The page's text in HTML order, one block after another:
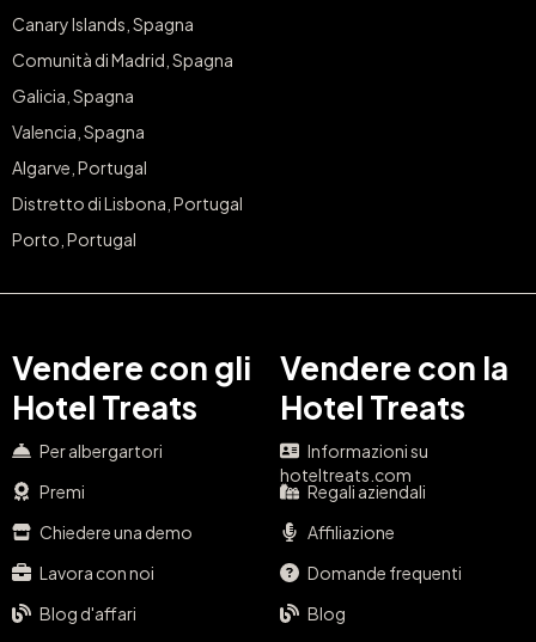
Canary Islands, Spagna
Comunità di Madrid, Spagna
Galicia, Spagna
Valencia, Spagna
Algarve, Portugal
Distretto di Lisbona, Portugal
Porto, Portugal
Vendere con gli
Hotel Treats
Per albergartori
Premi
Chiedere una demo
Lavora con noi
Blog d'affari
Vendere con la
Hotel Treats
Informazioni su
hoteltreats.com
Regali aziendali
Affiliazione
Domande frequenti
Blog